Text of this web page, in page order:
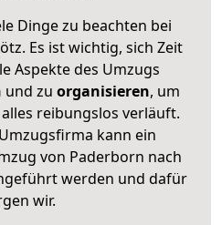
Dinge zu beachten bei
Es ist wichtig, sich Zeit
Aspekte des Umzugs
und zu organisieren, um
reibungslos verläuft.
kann ein
von Paderborn nach
werden und dafür
wir.